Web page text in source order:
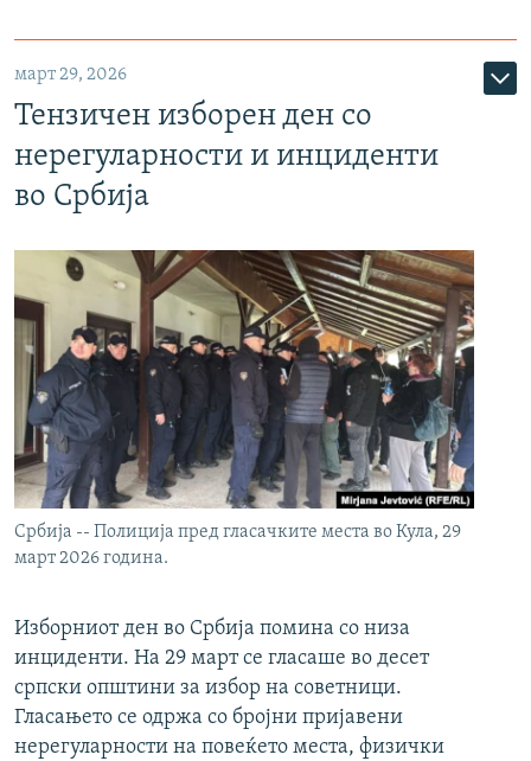
март 29, 2026
Тензичен изборен ден со
нерегуларности и инциденти
во Србија
Србија -- Полиција пред гласачките места во Кула, 29
март 2026 година.
Изборниот ден во Србија помина со низа
инциденти. На 29 март се гласаше во десет
српски општини за избор на советници.
Гласањето се одржа со бројни пријавени
нерегуларности на повеќето места, физички